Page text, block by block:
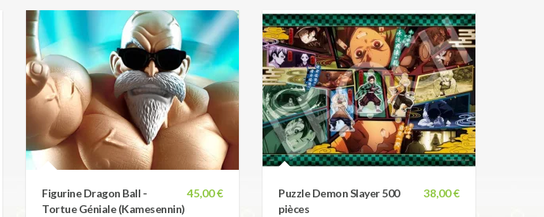
45,00 €
Figurine Dragon Ball -
Tortue Géniale (Kamesennin)
38,00 €
Puzzle Demon Slayer 500
pièces